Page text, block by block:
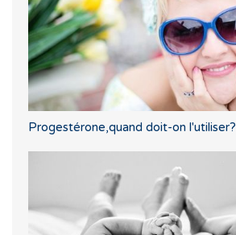
Progestérone,quand doit-on l'utiliser?